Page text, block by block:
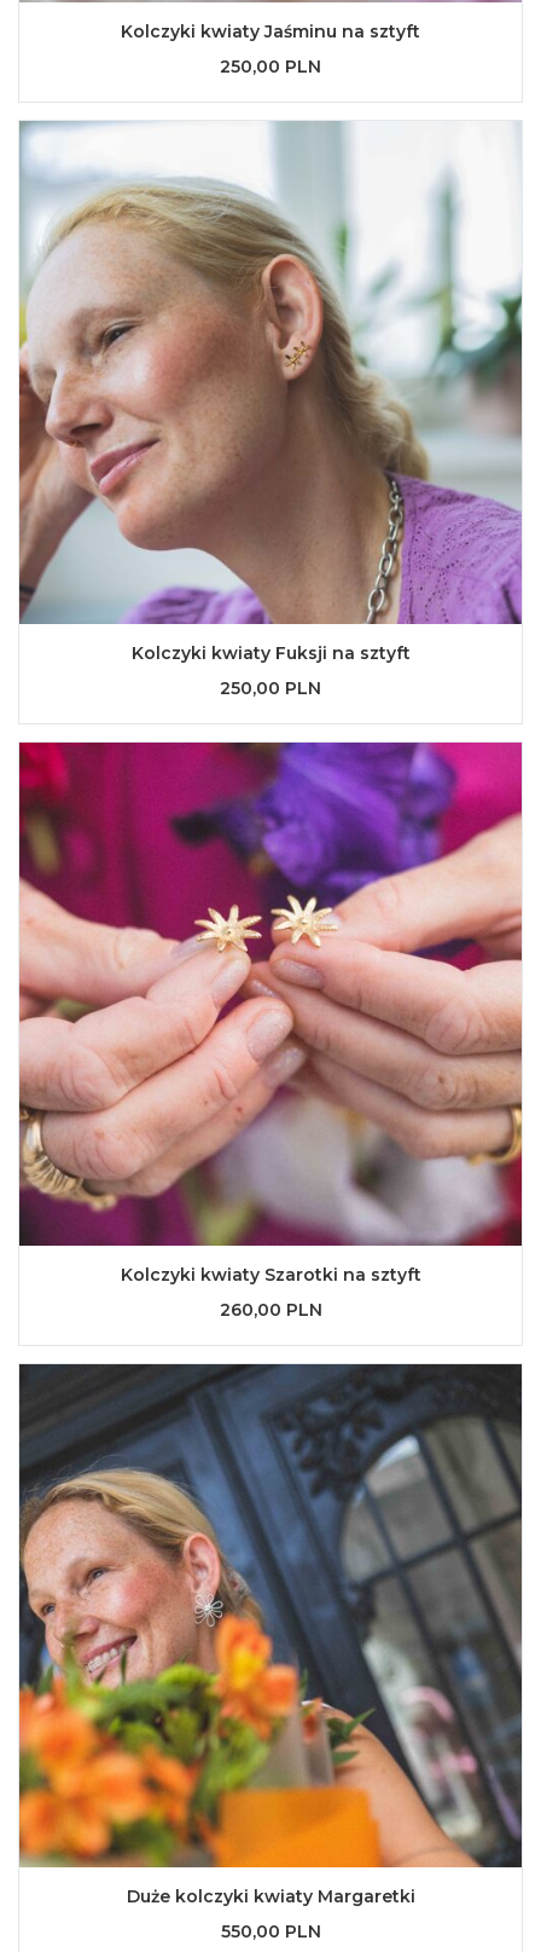
Kolczyki kwiaty Jaśminu na sztyft
250,00 PLN
Kolczyki kwiaty Fuksji na sztyft
250,00 PLN
Kolczyki kwiaty Szarotki na sztyft
260,00 PLN
Duże kolczyki kwiaty Margaretki
550,00 PLN